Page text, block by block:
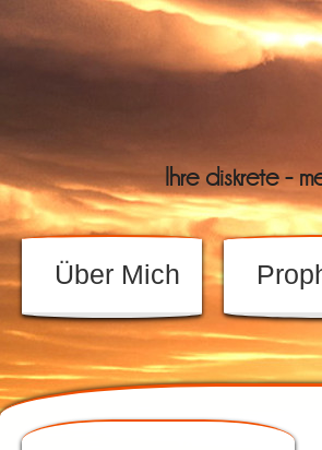
Ihre diskrete -
Über Mich